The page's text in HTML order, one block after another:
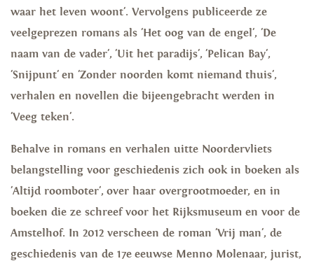
waar het leven woont'. Vervolgens publiceerde ze
veelgeprezen romans als 'Het oog van de engel', 'De
naam van de vader', 'Uit het paradijs', 'Pelican Bay',
'Snijpunt' en 'Zonder noorden komt niemand thuis',
verhalen en novellen die bijeengebracht werden in
'Veeg teken'.
Behalve in romans en verhalen uitte Noordervliets
belangstelling voor geschiedenis zich ook in boeken als
'Altijd roomboter', over haar overgrootmoeder, en in
boeken die ze schreef voor het Rijksmuseum en voor de
Amstelhof. In 2012 verscheen de roman 'Vrij man', de
geschiedenis van de 17e eeuwse Menno Molenaar, jurist,